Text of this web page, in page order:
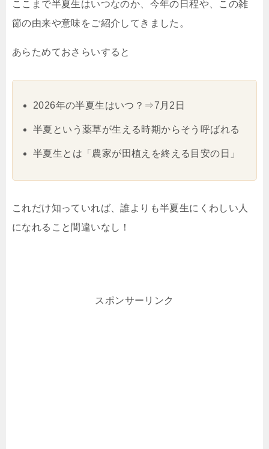
ここまで半夏生はいつなのか、今年の日程や、この雑
節の由来や意味をご紹介してきました。
あらためておさらいすると
2026年の半夏生はいつ？⇒7月2日
半夏という薬草が生える時期からそう呼ばれる
半夏生とは「農家が田植えを終える目安の日」
これだけ知っていれば、誰よりも半夏生にくわしい人
になれること間違いなし！
スポンサーリンク